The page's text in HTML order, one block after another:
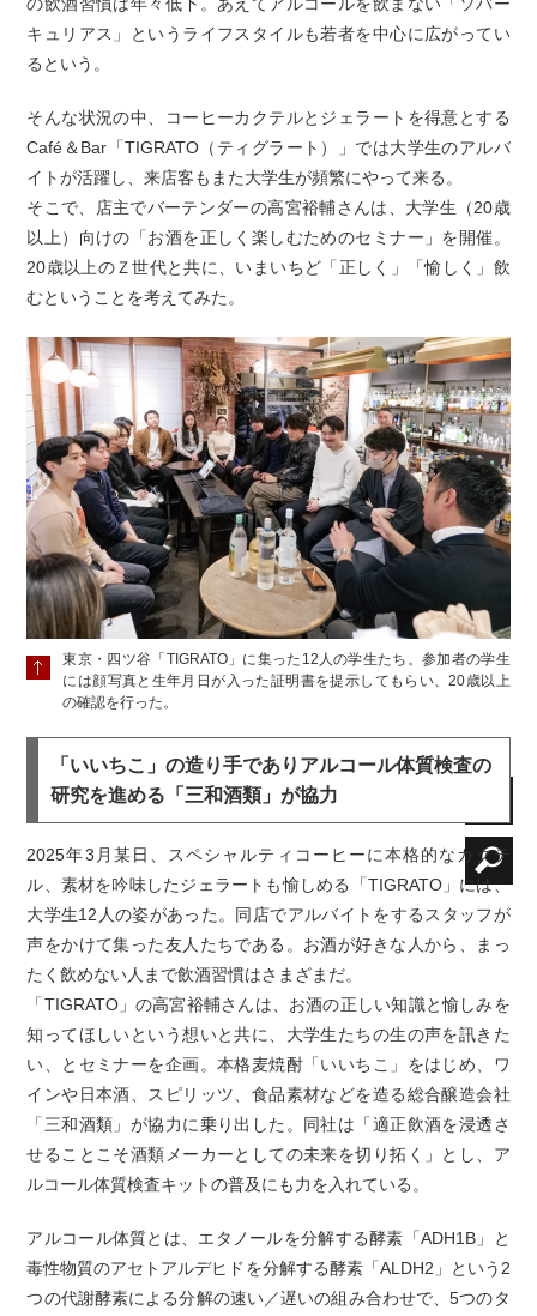
キュリアス」というライフスタイルも若者を中心に広がってい
るという。
そんな状況の中、コーヒーカクテルとジェラートを得意とする
Café＆Bar「TIGRATO（ティグラート）」では大学生のアルバ
イトが活躍し、来店客もまた大学生が頻繁にやって来る。
そこで、店主でバーテンダーの高宮裕輔さんは、大学生（20歳
以上）向けの「お酒を正しく楽しむためのセミナー」を開催。
20歳以上のＺ世代と共に、いまいちど「正しく」「愉しく」飲
むということを考えてみた。
東京・四ツ谷「TIGRATO」に集った12人の学生たち。参加者の学生
には顔写真と生年月日が入った証明書を提示してもらい、20歳以上
の確認を行った。
「いいちこ」の造り手でありアルコール体質検査の
研究を進める「三和酒類」が協力
2025年3月某日、スペシャルティコーヒーに本格的なカクテ
ル、素材を吟味したジェラートも愉しめる「TIGRATO」には、
大学生12人の姿があった。同店でアルバイトをするスタッフが
声をかけて集った友人たちである。お酒が好きな人から、まっ
たく飲めない人まで飲酒習慣はさまざまだ。
「TIGRATO」の高宮裕輔さんは、お酒の正しい知識と愉しみを
知ってほしいという想いと共に、大学生たちの生の声を訊きた
い、とセミナーを企画。本格麦焼酎「いいちこ」をはじめ、ワ
インや日本酒、スピリッツ、食品素材などを造る総合醸造会社
「三和酒類」が協力に乗り出した。同社は「適正飲酒を浸透さ
せることこそ酒類メーカーとしての未来を切り拓く」とし、ア
ルコール体質検査キットの普及にも力を入れている。
アルコール体質とは、エタノールを分解する酵素「ADH1B」と
毒性物質のアセトアルデヒドを分解する酵素「ALDH2」という2
つの代謝酵素による分解の速い／遅いの組み合わせで、5つのタ